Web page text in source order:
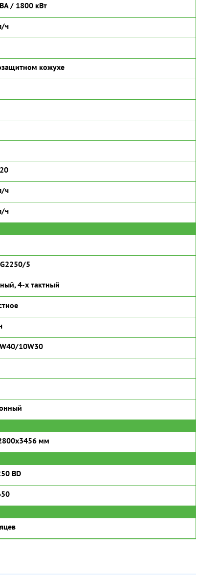
/ 1800 кВт
ч
кожухе
ч
ч
5
4-х тактный
10W30
мм
BD